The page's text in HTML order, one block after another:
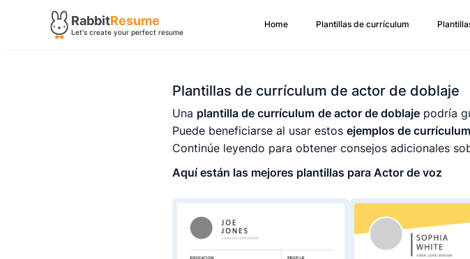
RabbitResume
Let's create your perfect resume
Home Plantillas de currículum
Plantillas de currículum de actor de doblaje
Una plantilla de currículum de actor de doblaje podría
Puede beneficiarse al usar estos ejemplos de
Continúe leyendo para obtener consejos adicionales
Aquí están las mejores plantillas para Actor de voz